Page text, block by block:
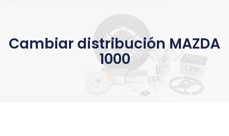
Cambiar distribución MAZDA
1000